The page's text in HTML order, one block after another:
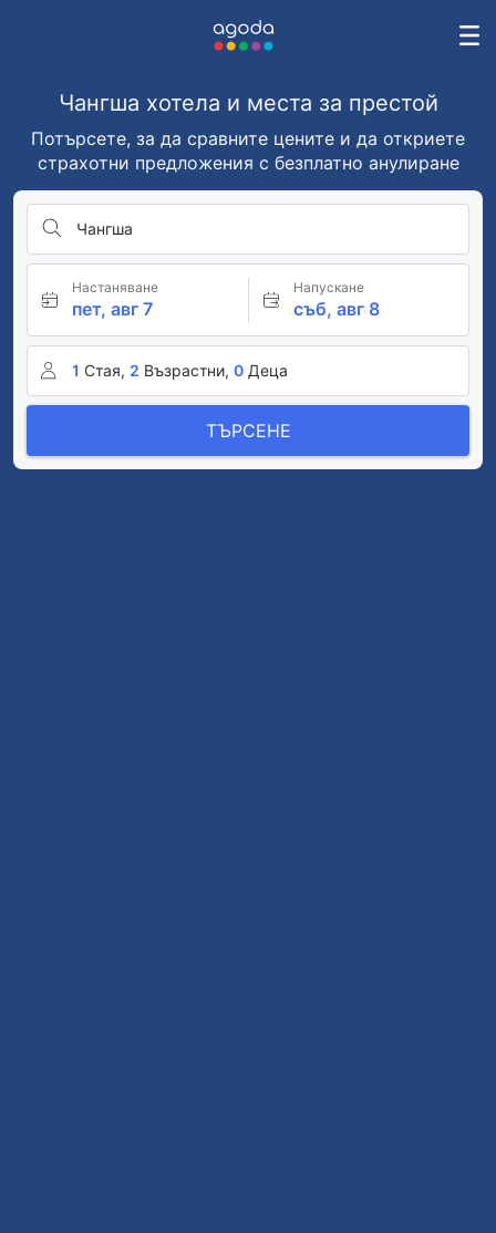
Чангша хотела и места за престой
Потърсете, за да сравните цените и да откриете
страхотни предложения с безплатно анулиране
Чангша
Настаняване
пет, авг 7
Напускане
съб, авг 8
1 Стая, 2 Възрастни, 0 Деца
ТЪРСЕНЕ